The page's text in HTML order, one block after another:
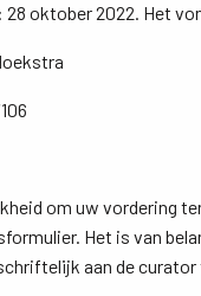
oktober 2022. Het
om uw vordering
Het is van
aan de